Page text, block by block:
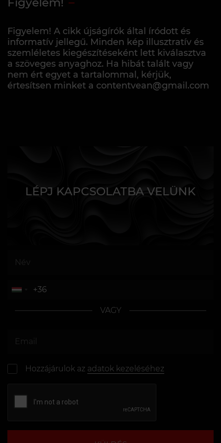
Figyelem! A cikk újságírók által íródott és
informatív jellegű. Minden kép illusztratív és
szemléletes kiegészítéseként lett kiválasztva
a szöveges anyaghoz. Ha hibát talált vagy
nem ért egyet a tartalommal, kérjük,
értesítsen minket a contentvean@gmail.com
LÉPJ KAPCSOLATBA VELÜNK
VAGY
Hozzájárulok az adatok kezeléséhez